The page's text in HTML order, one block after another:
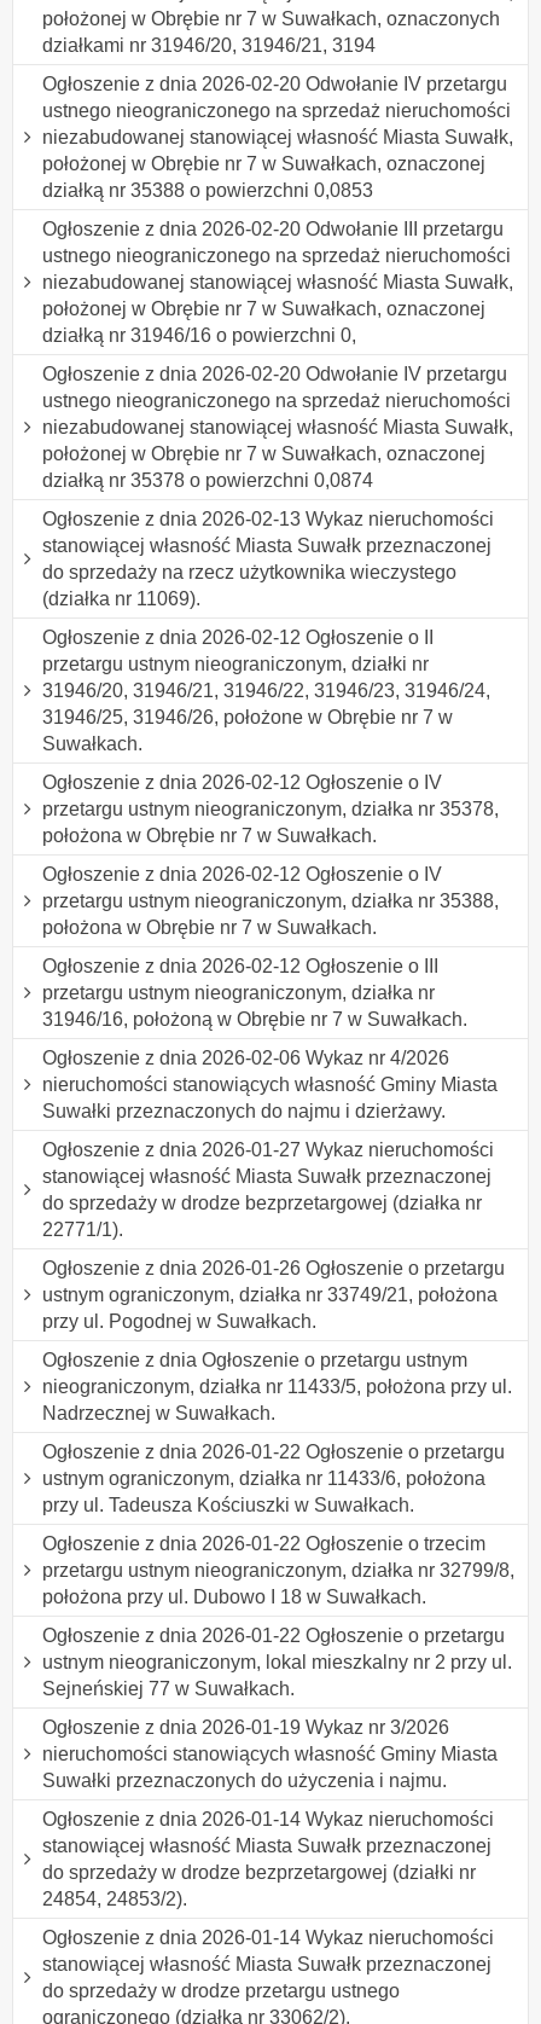
położonej w Obrębie nr 7 w Suwałkach, oznaczonych
działkami nr 31946/20, 31946/21, 3194
Ogłoszenie z dnia 2026-02-20 Odwołanie IV przetargu
ustnego nieograniczonego na sprzedaż nieruchomości
niezabudowanej stanowiącej własność Miasta Suwałk,
położonej w Obrębie nr 7 w Suwałkach, oznaczonej
działką nr 35388 o powierzchni 0,0853
Ogłoszenie z dnia 2026-02-20 Odwołanie III przetargu
ustnego nieograniczonego na sprzedaż nieruchomości
niezabudowanej stanowiącej własność Miasta Suwałk,
położonej w Obrębie nr 7 w Suwałkach, oznaczonej
działką nr 31946/16 o powierzchni 0,
Ogłoszenie z dnia 2026-02-20 Odwołanie IV przetargu
ustnego nieograniczonego na sprzedaż nieruchomości
niezabudowanej stanowiącej własność Miasta Suwałk,
położonej w Obrębie nr 7 w Suwałkach, oznaczonej
działką nr 35378 o powierzchni 0,0874
Ogłoszenie z dnia 2026-02-13 Wykaz nieruchomości
stanowiącej własność Miasta Suwałk przeznaczonej
do sprzedaży na rzecz użytkownika wieczystego
(działka nr 11069).
Ogłoszenie z dnia 2026-02-12 Ogłoszenie o II
przetargu ustnym nieograniczonym, działki nr
31946/20, 31946/21, 31946/22, 31946/23, 31946/24,
31946/25, 31946/26, położone w Obrębie nr 7 w
Suwałkach.
Ogłoszenie z dnia 2026-02-12 Ogłoszenie o IV
przetargu ustnym nieograniczonym, działka nr 35378,
położona w Obrębie nr 7 w Suwałkach.
Ogłoszenie z dnia 2026-02-12 Ogłoszenie o IV
przetargu ustnym nieograniczonym, działka nr 35388,
położona w Obrębie nr 7 w Suwałkach.
Ogłoszenie z dnia 2026-02-12 Ogłoszenie o III
przetargu ustnym nieograniczonym, działka nr
31946/16, położoną w Obrębie nr 7 w Suwałkach.
Ogłoszenie z dnia 2026-02-06 Wykaz nr 4/2026
nieruchomości stanowiących własność Gminy Miasta
Suwałki przeznaczonych do najmu i dzierżawy.
Ogłoszenie z dnia 2026-01-27 Wykaz nieruchomości
stanowiącej własność Miasta Suwałk przeznaczonej
do sprzedaży w drodze bezprzetargowej (działka nr
22771/1).
Ogłoszenie z dnia 2026-01-26 Ogłoszenie o przetargu
ustnym ograniczonym, działka nr 33749/21, położona
przy ul. Pogodnej w Suwałkach.
Ogłoszenie z dnia Ogłoszenie o przetargu ustnym
nieograniczonym, działka nr 11433/5, położona przy ul.
Nadrzecznej w Suwałkach.
Ogłoszenie z dnia 2026-01-22 Ogłoszenie o przetargu
ustnym ograniczonym, działka nr 11433/6, położona
przy ul. Tadeusza Kościuszki w Suwałkach.
Ogłoszenie z dnia 2026-01-22 Ogłoszenie o trzecim
przetargu ustnym nieograniczonym, działka nr 32799/8,
położona przy ul. Dubowo I 18 w Suwałkach.
Ogłoszenie z dnia 2026-01-22 Ogłoszenie o przetargu
ustnym nieograniczonym, lokal mieszkalny nr 2 przy ul.
Sejneńskiej 77 w Suwałkach.
Ogłoszenie z dnia 2026-01-19 Wykaz nr 3/2026
nieruchomości stanowiących własność Gminy Miasta
Suwałki przeznaczonych do użyczenia i najmu.
Ogłoszenie z dnia 2026-01-14 Wykaz nieruchomości
stanowiącej własność Miasta Suwałk przeznaczonej
do sprzedaży w drodze bezprzetargowej (działki nr
24854, 24853/2).
Ogłoszenie z dnia 2026-01-14 Wykaz nieruchomości
stanowiącej własność Miasta Suwałk przeznaczonej
do sprzedaży w drodze przetargu ustnego
ograniczonego (działka nr 33062/2).